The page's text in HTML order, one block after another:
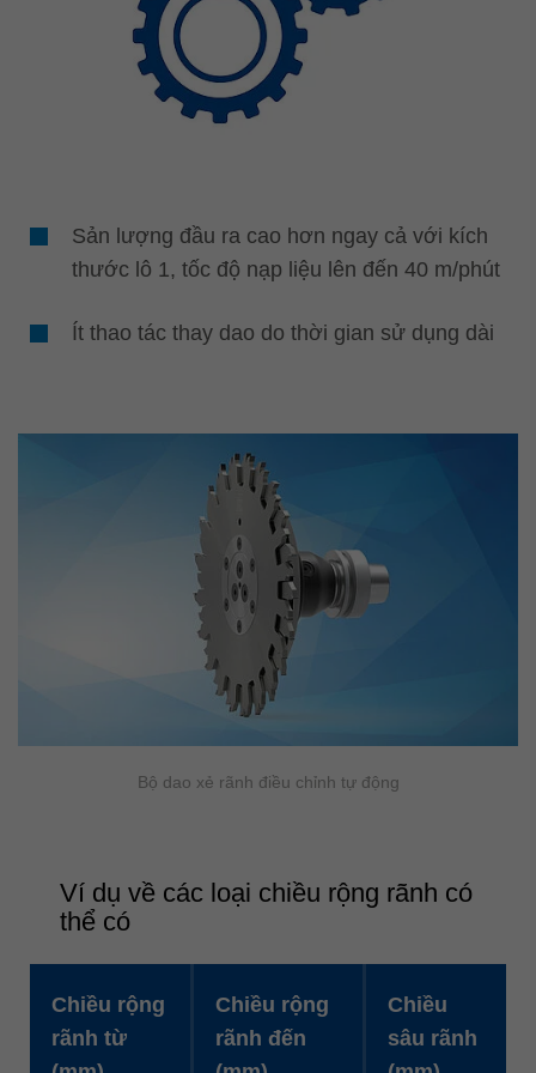
Sản lượng đầu ra cao hơn ngay cả với kích
thước lô 1, tốc độ nạp liệu lên đến 40 m/phút
Ít thao tác thay dao do thời gian sử dụng dài
Bộ dao xẻ rãnh điều chỉnh tự động
Ví dụ về các loại chiều rộng rãnh có
thể có
Chiều rộng
rãnh từ
Chiều rộng
rãnh đến
Chiều
sâu rãnh